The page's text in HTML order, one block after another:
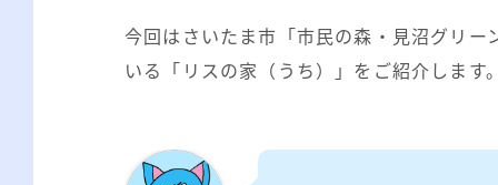
今回はさいたま市「市民の森・見沼グリ
いる「リスの家（うち）」をご紹介します